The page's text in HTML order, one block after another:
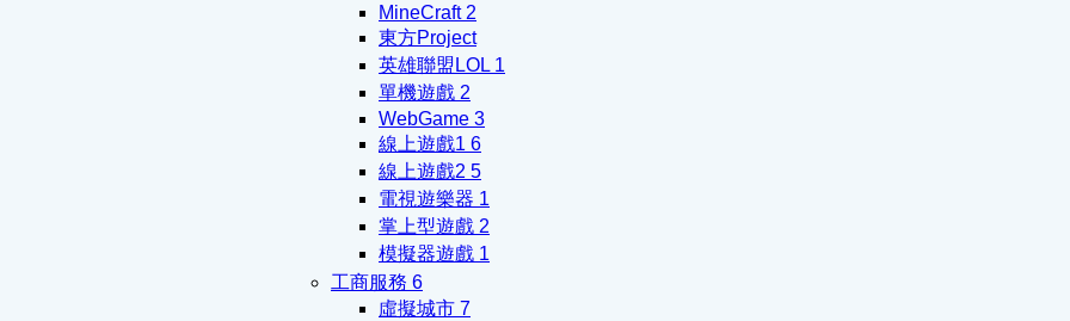
MineCraft 2
東方Project
英雄聯盟LOL 1
單機遊戲 2
WebGame 3
線上遊戲1 6
線上遊戲2 5
電視遊樂器 1
掌上型遊戲 2
模擬器遊戲 1
工商服務 6
虛擬城市 7